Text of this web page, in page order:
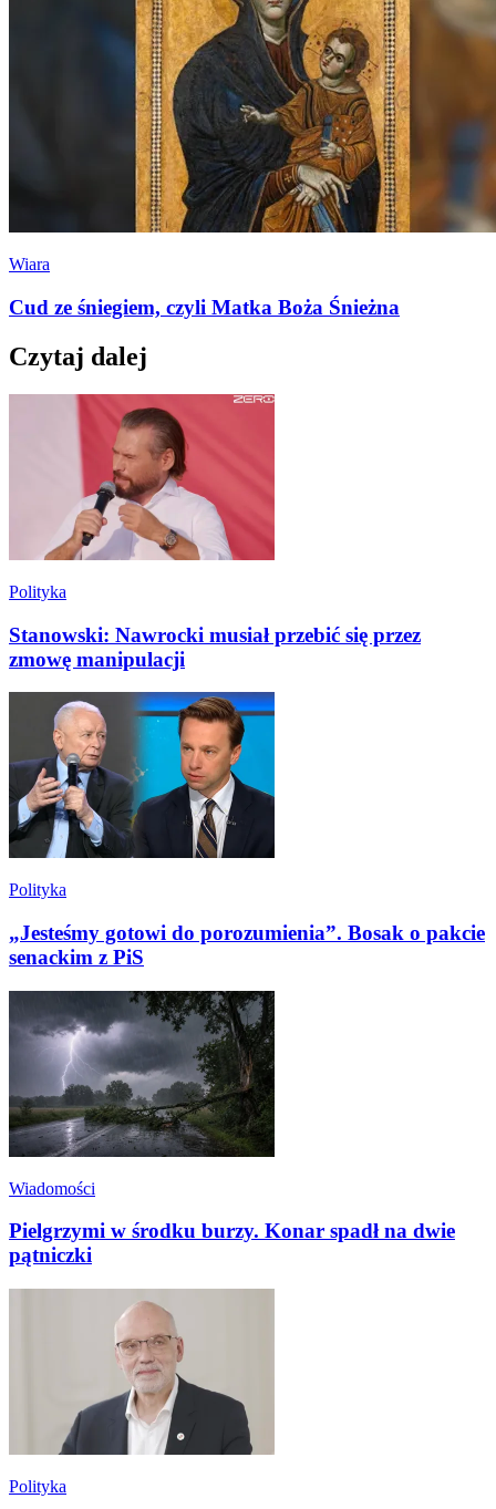
Wiara
Cud ze śniegiem, czyli Matka Boża Śnieżna
Czytaj dalej
Polityka
Stanowski: Nawrocki musiał przebić się przez
zmowę manipulacji
Polityka
„Jesteśmy gotowi do porozumienia”. Bosak o pakcie
senackim z PiS
Wiadomości
Pielgrzymi w środku burzy. Konar spadł na dwie
pątniczki
Polityka